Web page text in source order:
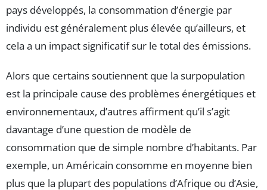
pays développés, la consommation d’énergie par
individu est généralement plus élevée qu’ailleurs, et
cela a un impact significatif sur le total des émissions.
Alors que certains soutiennent que la surpopulation
est la principale cause des problèmes énergétiques et
environnementaux, d’autres affirment qu’il s’agit
davantage d’une question de modèle de
consommation que de simple nombre d’habitants. Par
exemple, un Américain consomme en moyenne bien
plus que la plupart des populations d’Afrique ou d’Asie,